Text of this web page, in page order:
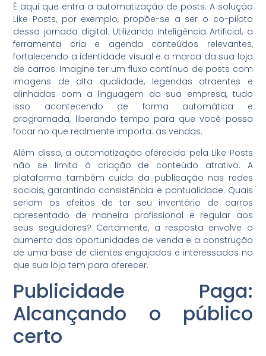
É aqui que entra a automatização de posts. A solução
Like Posts, por exemplo, propõe-se a ser o co-piloto
dessa jornada digital. Utilizando Inteligência Artificial, a
ferramenta cria e agenda conteúdos relevantes,
fortalecendo a identidade visual e a marca da sua loja
de carros. Imagine ter um fluxo contínuo de posts com
imagens de alta qualidade, legendas atraentes e
alinhadas com a linguagem da sua empresa, tudo
isso acontecendo de forma automática e
programada, liberando tempo para que você possa
focar no que realmente importa: as vendas.
Além disso, a automatização oferecida pela Like Posts
não se limita à criação de conteúdo atrativo. A
plataforma também cuida da publicação nas redes
sociais, garantindo consistência e pontualidade. Quais
seriam os efeitos de ter seu inventário de carros
apresentado de maneira profissional e regular aos
seus seguidores? Certamente, a resposta envolve o
aumento das oportunidades de venda e a construção
de uma base de clientes engajados e interessados no
que sua loja tem para oferecer.
Publicidade Paga:
Alcançando o público
certo